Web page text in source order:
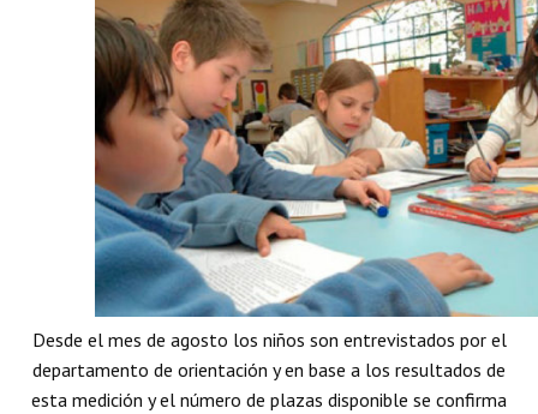
Desde el mes de agosto los niños son entrevistados por el
departamento de orientación y en base a los resultados de
esta medición y el número de plazas disponible se confirma